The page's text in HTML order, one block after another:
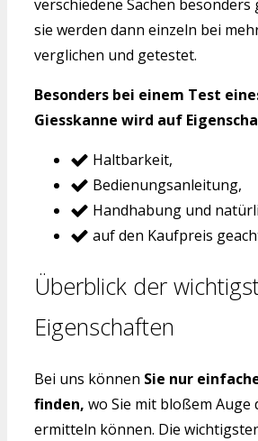
verschiedene Sachen besonders
sie werden dann einzeln bei
verglichen und getestet.
Besonders bei einem Test
Giesskanne wird auf
Haltbarkeit,
Bedienungsanleitung,
Handhabung und
auf den Kaufpreis
Überblick der
Eigenschaften
Bei uns können Sie nur
finden, wo Sie mit bloßem Auge
ermitteln können. Die